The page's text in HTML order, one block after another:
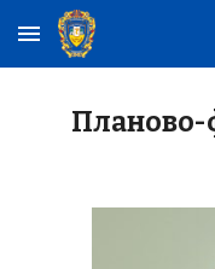
Skip to main content
Планово-